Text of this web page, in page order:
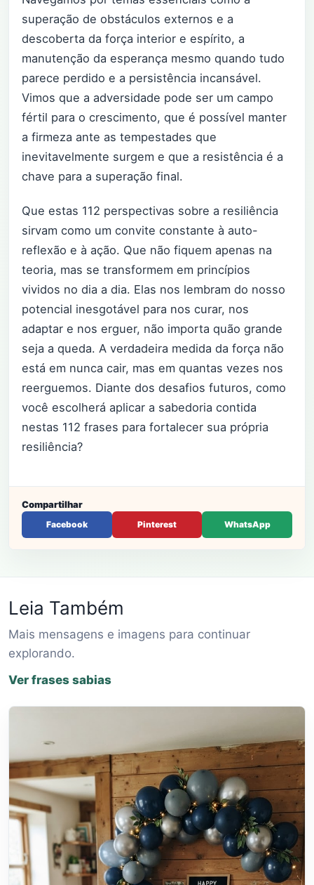
superação de obstáculos externos e a
descoberta da força interior e espírito, a
manutenção da esperança mesmo quando tudo
parece perdido e a persistência incansável.
Vimos que a adversidade pode ser um campo
fértil para o crescimento, que é possível manter
a firmeza ante as tempestades que
inevitavelmente surgem e que a resistência é a
chave para a superação final.
Que estas 112 perspectivas sobre a resiliência
sirvam como um convite constante à auto-
reflexão e à ação. Que não fiquem apenas na
teoria, mas se transformem em princípios
vividos no dia a dia. Elas nos lembram do nosso
potencial inesgotável para nos curar, nos
adaptar e nos erguer, não importa quão grande
seja a queda. A verdadeira medida da força não
está em nunca cair, mas em quantas vezes nos
reerguemos. Diante dos desafios futuros, como
você escolherá aplicar a sabedoria contida
nestas 112 frases para fortalecer sua própria
resiliência?
Compartilhar
Facebook Pinterest WhatsApp
Leia Também
Mais mensagens e imagens para continuar
explorando.
Ver frases sabias